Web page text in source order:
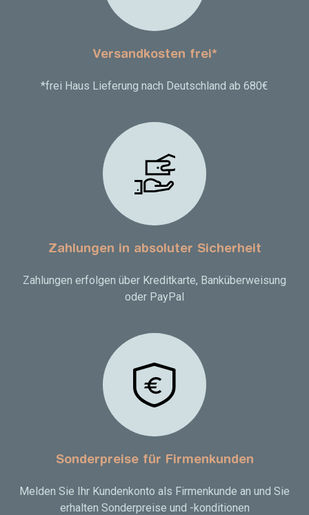
Versandkosten frei*
*frei Haus Lieferung nach Deutschland ab 680€
Zahlungen in absoluter Sicherheit
Zahlungen erfolgen über Kreditkarte, Banküberweisung
oder PayPal
Sonderpreise für Firmenkunden
Melden Sie Ihr Kundenkonto als Firmenkunde an und Sie
erhalten Sonderpreise und -konditionen